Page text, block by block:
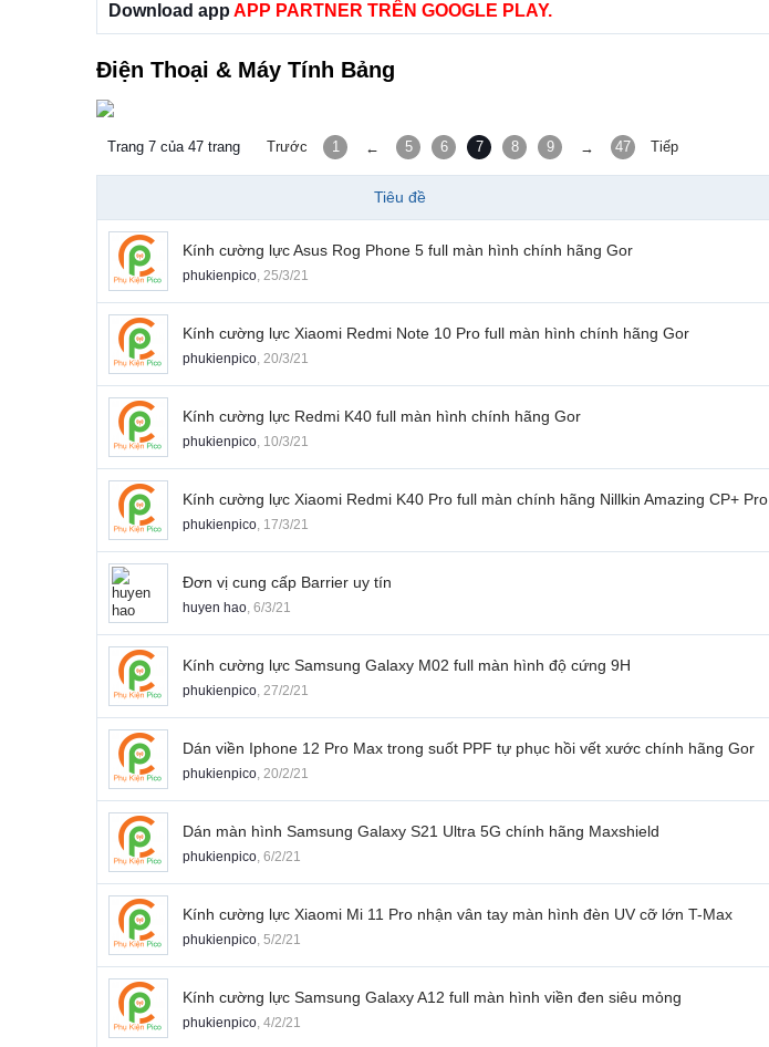
Download app APP PARTNER TRÊN GOOGLE PLAY.
Điện Thoại & Máy Tính Bảng
Trang 7 của 47 trang Trước 1 ← 5 6 7 8 9 → 47 Tiếp
Tiêu đề
Kính cường lực Asus Rog Phone 5 full màn hình chính hãng Gor
phukienpico, 25/3/21
Kính cường lực Xiaomi Redmi Note 10 Pro full màn hình chính hãng Gor
phukienpico, 20/3/21
Kính cường lực Redmi K40 full màn hình chính hãng Gor
phukienpico, 10/3/21
Kính cường lực Xiaomi Redmi K40 Pro full màn chính hãng Nillkin Amazing CP+ Pro
phukienpico, 17/3/21
Đơn vị cung cấp Barrier uy tín
huyen hao, 6/3/21
Kính cường lực Samsung Galaxy M02 full màn hình độ cứng 9H
phukienpico, 27/2/21
Dán viền Iphone 12 Pro Max trong suốt PPF tự phục hồi vết xước chính hãng Gor
phukienpico, 20/2/21
Dán màn hình Samsung Galaxy S21 Ultra 5G chính hãng Maxshield
phukienpico, 6/2/21
Kính cường lực Xiaomi Mi 11 Pro nhận vân tay màn hình đèn UV cỡ lớn T-Max
phukienpico, 5/2/21
Kính cường lực Samsung Galaxy A12 full màn hình viền đen siêu mỏng
phukienpico, 4/2/21